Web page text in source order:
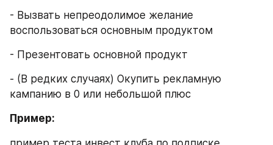
- Вызвать непреодолимое желание
воспользоваться основным продуктом
- Презентовать основной продукт
- (В редких случаях) Окупить рекламную
кампанию в 0 или небольшой плюс
Пример: